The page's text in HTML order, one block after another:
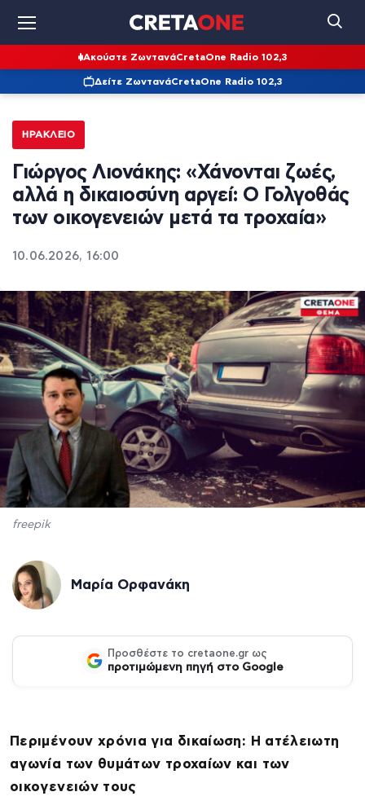
Ακούστε ΖωντανάCretaOne Radio 102,3
Δείτε ΖωντανάCretaOne Radio 102,3
ΗΡΆΚΛΕΙΟ
Γιώργος Λιονάκης: «Χάνονται ζωές,
αλλά η δικαιοσύνη αργεί: Ο Γολγοθάς
των οικογενειών μετά τα τροχαία»
10.06.2026, 16:00
freepik
Μαρία Ορφανάκη
Προσθέστε το cretaone.gr ως
προτιμώμενη πηγή στο Google
Περιμένουν χρόνια για δικαίωση: Η ατέλειωτη
αγωνία των θυμάτων τροχαίων και των
οικογενειών τους